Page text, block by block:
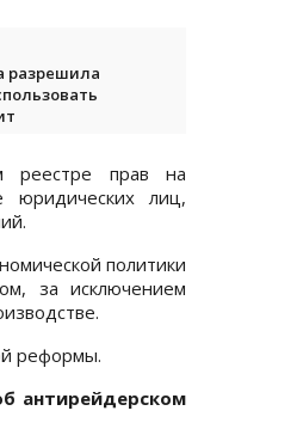
разрешила
реестре прав на
юридических лиц,
политики
за исключением
реформы.
антирейдерском